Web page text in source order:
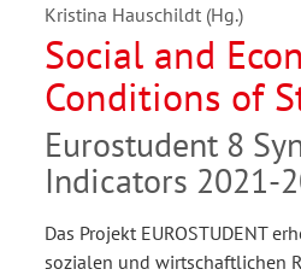
Kristina Hauschildt (Hg.)
Social and
Conditions of
in Europe
Eurostudent 8
Indicators 2021-
Das Projekt EUROSTUDENT
sozialen und wirtschaftlichen